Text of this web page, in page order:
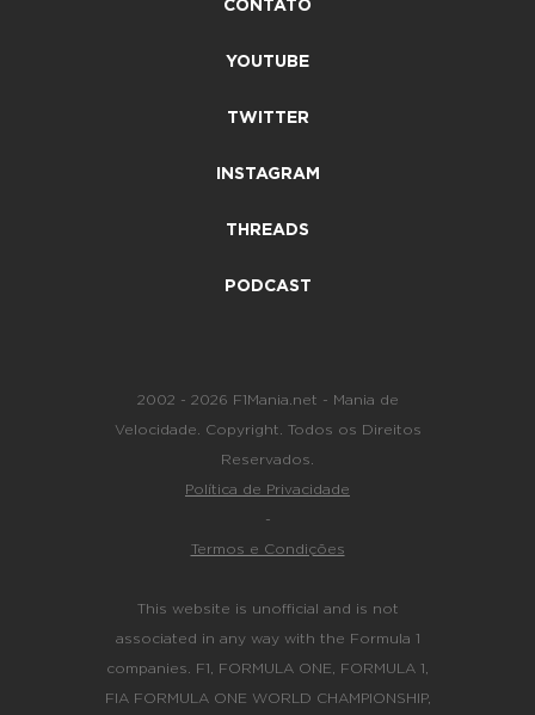
CONTATO
YOUTUBE
TWITTER
INSTAGRAM
THREADS
PODCAST
2002 - 2026 F1Mania.net - Mania de
Velocidade. Copyright. Todos os Direitos
Reservados.
Política de Privacidade
-
Termos e Condições
This website is unofficial and is not
associated in any way with the Formula 1
companies. F1, FORMULA ONE, FORMULA 1,
FIA FORMULA ONE WORLD CHAMPIONSHIP,